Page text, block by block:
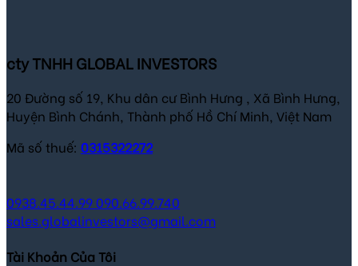
cty TNHH GLOBAL INVESTORS
20 Đường số 19, Khu dân cư Bình Hưng , Xã Bình Hưng,
Huyện Bình Chánh, Thành phố Hồ Chí Minh, Việt Nam
Mã số thuế: 0315322272
0938.45.44.99090.66.99.740
sales.globalinvestors@gmail.com
Tài Khoản Của Tôi